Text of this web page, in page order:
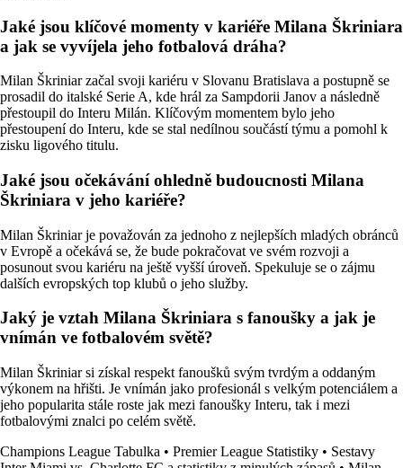
Jaké jsou klíčové momenty v kariéře Milana Škriniara
a jak se vyvíjela jeho fotbalová dráha?
Milan Škriniar začal svoji kariéru v Slovanu Bratislava a postupně se
prosadil do italské Serie A, kde hrál za Sampdorii Janov a následně
přestoupil do Interu Milán. Klíčovým momentem bylo jeho
přestoupení do Interu, kde se stal nedílnou součástí týmu a pomohl k
zisku ligového titulu.
Jaké jsou očekávání ohledně budoucnosti Milana
Škriniara v jeho kariéře?
Milan Škriniar je považován za jednoho z nejlepších mladých obránců
v Evropě a očekává se, že bude pokračovat ve svém rozvoji a
posunout svou kariéru na ještě vyšší úroveň. Spekuluje se o zájmu
dalších evropských top klubů o jeho služby.
Jaký je vztah Milana Škriniara s fanoušky a jak je
vnímán ve fotbalovém světě?
Milan Škriniar si získal respekt fanoušků svým tvrdým a oddaným
výkonem na hřišti. Je vnímán jako profesionál s velkým potenciálem a
jeho popularita stále roste jak mezi fanoušky Interu, tak i mezi
fotbalovými znalci po celém světě.
Champions League Tabulka • Premier League Statistiky • Sestavy